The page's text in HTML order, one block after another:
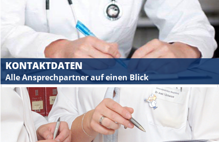
KONTAKTDATEN
Alle Ansprechpartner auf einen Blick